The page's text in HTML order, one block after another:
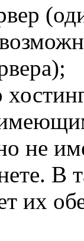
не
В
их